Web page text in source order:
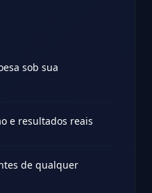
sob sua
e resultados reais
de qualquer